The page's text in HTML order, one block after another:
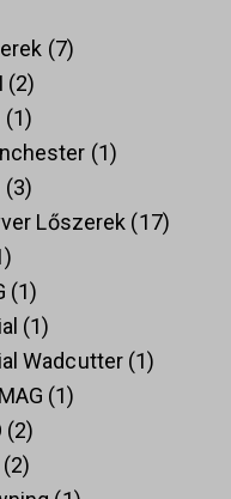
7
2
1
1
3
Lőszerek 17
1
1
Wadcutter 1
1
2
2